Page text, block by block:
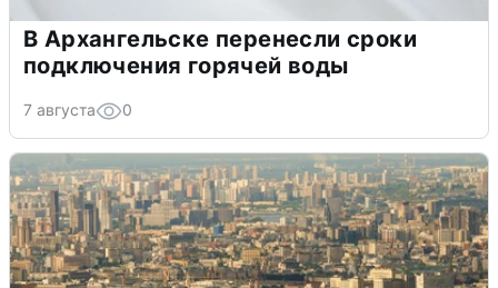
В Архангельске перенесли сроки
подключения горячей воды
7 августа 0